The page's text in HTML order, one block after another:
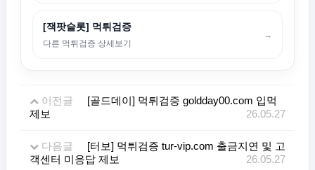
[잭팟슬롯] 먹튀검증
다른 먹튀검증 상세보기
→
이전글
[골드데이] 먹튀검증 goldday00.com 입먹
제보
26.05.27
다음글
[터보] 먹튀검증 tur-vip.com 출금지연 및 고
객센터 미응답 제보
26.05.27